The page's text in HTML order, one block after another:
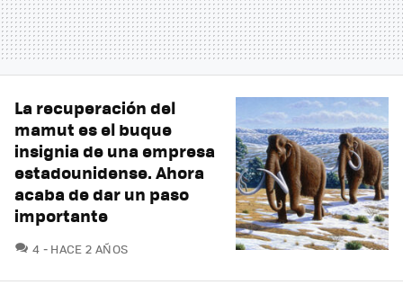
La recuperación del
mamut es el buque
insignia de una empresa
estadounidense. Ahora
acaba de dar un paso
importante
4 COMENTARIOS
HACE 2 AÑOS